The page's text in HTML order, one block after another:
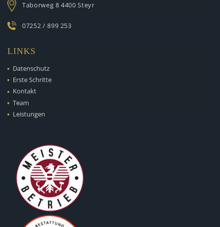
Taborweg 8 4400 Steyr
07252 / 899 253
LINKS
Datenschutz
Erste Schritte
Kontakt
Team
Leistungen